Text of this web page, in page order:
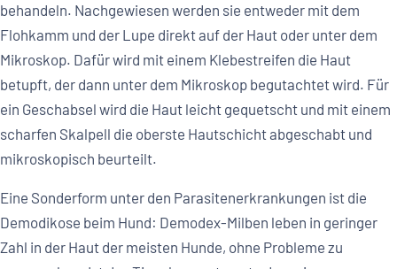
behandeln. Nachgewiesen werden sie entweder mit dem
Flohkamm und der Lupe direkt auf der Haut oder unter dem
Mikroskop. Dafür wird mit einem Klebestreifen die Haut
betupft, der dann unter dem Mikroskop begutachtet wird. Für
ein Geschabsel wird die Haut leicht gequetscht und mit einem
scharfen Skalpell die oberste Hautschicht abgeschabt und
mikroskopisch beurteilt.
Eine Sonderform unter den Parasitenerkrankungen ist die
Demodikose beim Hund: Demodex-Milben leben in geringer
Zahl in der Haut der meisten Hunde, ohne Probleme zu